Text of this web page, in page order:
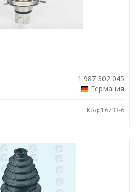
1 987 302 045
Германия
Код: 16733-6